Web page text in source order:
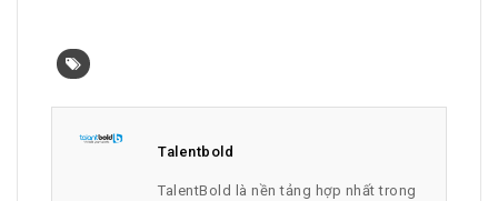
Talentbold
TalentBold là nền tảng hợp nhất trong